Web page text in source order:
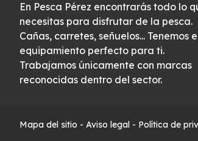
En Pesca Pérez encontrarás todo lo
necesitas para disfrutar de la pesca.
Cañas, carretes, señuelos... Tenemos
equipamiento perfecto para ti.
Trabajamos únicamente con marcas
reconocidas dentro del sector.
Mapa del sitio - Aviso legal - Política de